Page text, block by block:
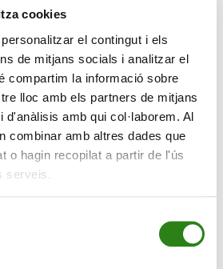
cookies
el contingut i els
de mitjans socials i analitzar el
compartim la informació sobre
lloc amb els partners de mitjans
amb qui col·laborem. Al
combinar amb altres dades que
o hagin recopilat a partir de l'ús
serveis.
2 min
Andorra als
d’esquí alpí de Saalbach